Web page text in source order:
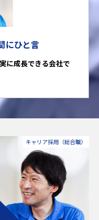
にひと言
に成長できる会社で
キャリア採用（総合職）